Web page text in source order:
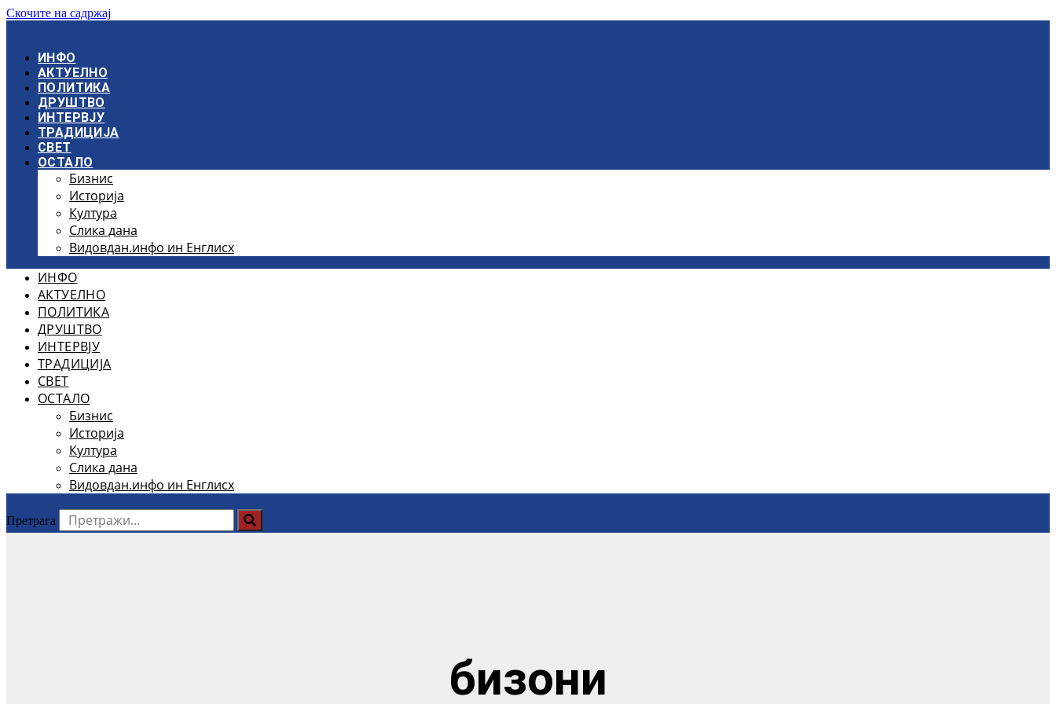
Скочите на садржај
ИНФО
АКТУЕЛНО
ПОЛИТИКА
ДРУШТВО
ИНТЕРВЈУ
ТРАДИЦИЈА
СВЕТ
ОСТАЛО
Бизнис
Историја
Култура
Слика дана
Видовдан.инфо ин Енглисх
ИНФО
АКТУЕЛНО
ПОЛИТИКА
ДРУШТВО
ИНТЕРВЈУ
ТРАДИЦИЈА
СВЕТ
ОСТАЛО
Бизнис
Историја
Култура
Слика дана
Видовдан.инфо ин Енглисх
Претрага
бизони